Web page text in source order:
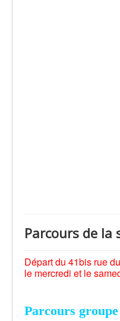
Parcours de la
Départ du 41bis rue
le mercredi et le
Parcours